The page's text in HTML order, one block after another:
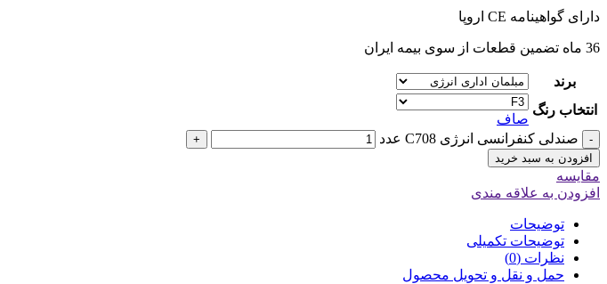
دارای گواهینامه CE اروپا
36 ماه تضمین قطعات از سوی بیمه ایران
برند
انتخاب رنگ
صاف
- صندلی کنفرانسی انرژی C708 عدد
+
افزودن به سبد خرید
مقایسه
افزودن به علاقه مندی
توضیحات
توضیحات تکمیلی
نظرات (0)
حمل و نقل و تحویل محصول